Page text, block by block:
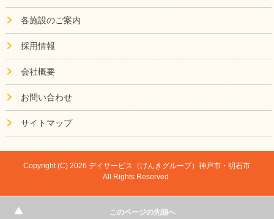
各施設のご案内
採用情報
会社概要
お問い合わせ
サイトマップ
Copyright (C) 2026 デイサービス（げんきグループ）神戸市・明石市
All Rights Reserved.
このページの先頭へ